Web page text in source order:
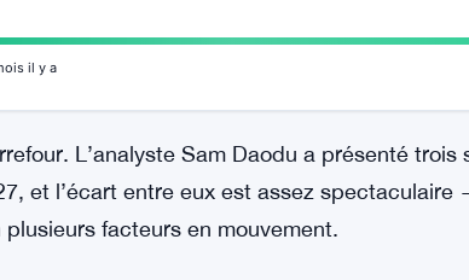
il y a
L’analyste Sam Daodu a présenté
et l’écart entre eux est assez
plusieurs facteurs en mouvement.